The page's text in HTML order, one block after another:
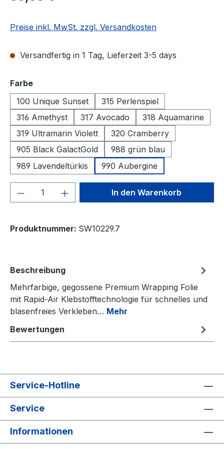
Preise inkl. MwSt. zzgl. Versandkosten
Versandfertig in 1 Tag, Lieferzeit 3-5 days
Farbeauswählen
100 Unique Sunset
315 Perlenspiel
316 Amethyst
317 Avocado
318 Aquamarine
319 Ultramarin Violett
320 Cramberry
905 Black GalactGold
988 grün blau
989 Lavendeltürkis
990 Aubergine
Produkt Anzahl: Gib denIn den Warenkorb
Produktnummer: SW10229.7
Beschreibung
Mehrfarbige, gegossene Premium Wrapping Folie
mit Rapid-Air Klebstofftechnologie für schnelles und
blasenfreies Verkleben… Mehr
Bewertungen
Service-Hotline
Service
Informationen